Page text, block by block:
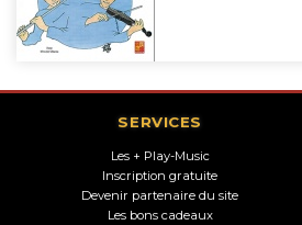
SERVICES
Les + Play-Music
Inscription gratuite
Devenir partenaire du site
Les bons cadeaux